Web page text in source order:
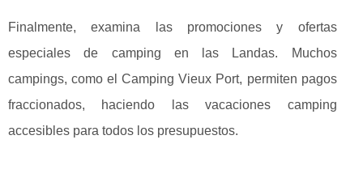
Finalmente, examina las promociones y ofertas
especiales de camping en las Landas. Muchos
campings, como el Camping Vieux Port, permiten pagos
fraccionados, haciendo las vacaciones camping
accesibles para todos los presupuestos.